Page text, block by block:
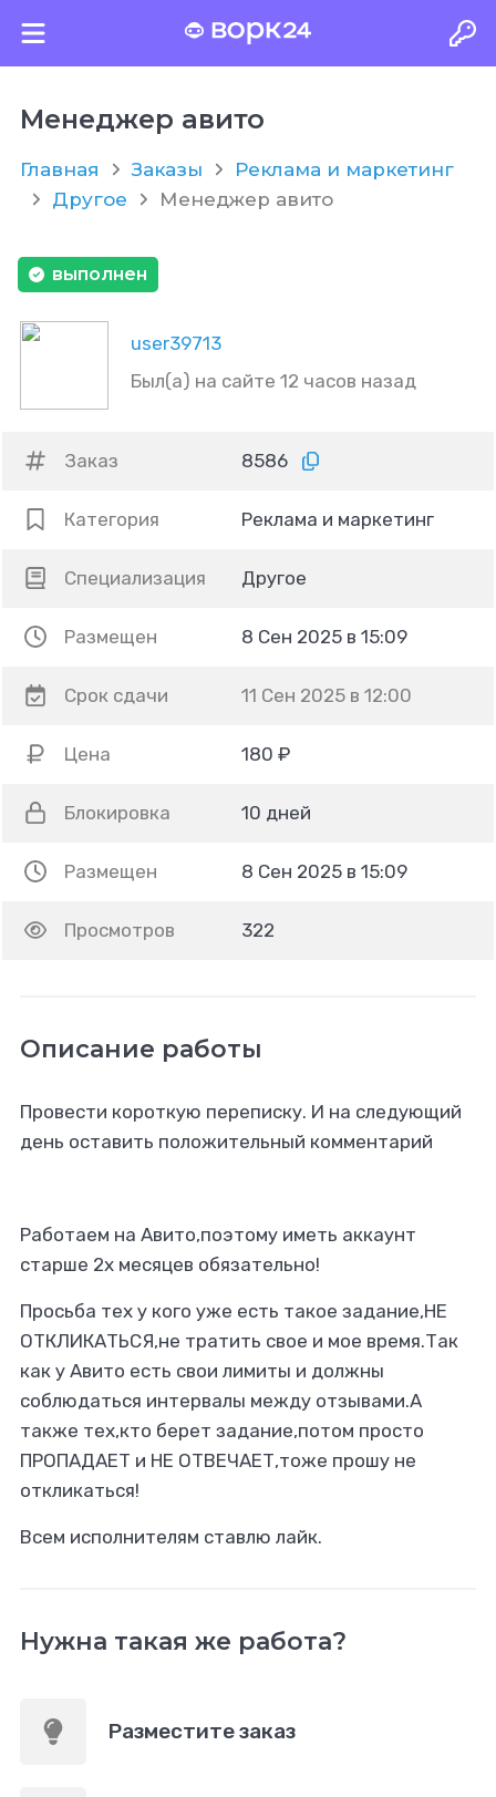
Менеджер авито
Главная Заказы
Реклама и маркетинг
Другое
Менеджер авито
user39713
Был(а) на сайте 12 часов назад
выполнен
Заказ 8586
Категория Реклама и маркетинг
Специализация Другое
Размещен 8 Сен 2025 в 15:09
Срок сдачи 11 Сен 2025 в 12:00
Цена 180 ₽
Блокировка 10 дней
Размещен 8 Сен 2025 в 15:09
Просмотров 322
Описание работы
Провести короткую переписку. И на следующий
день оставить положительный комментарий
Работаем на Авито,поэтому иметь аккаунт
старше 2х месяцев обязательно!
Просьба тех у кого уже есть такое задание,НЕ
ОТКЛИКАТЬСЯ,не тратить свое и мое время.Так
как у Авито есть свои лимиты и должны
соблюдаться интервалы между отзывами.А
также тех,кто берет задание,потом просто
ПРОПАДАЕТ и НЕ ОТВЕЧАЕТ,тоже прошу не
откликаться!
Всем исполнителям ставлю лайк.
Нужна такая же работа?
Разместите заказ